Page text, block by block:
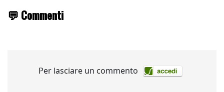
💬 Commenti